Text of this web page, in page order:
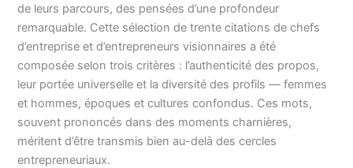
de leurs parcours, des pensées d’une profondeur
remarquable. Cette sélection de trente citations de chefs
d’entreprise et d’entrepreneurs visionnaires a été
composée selon trois critères : l’authenticité des propos,
leur portée universelle et la diversité des profils — femmes
et hommes, époques et cultures confondus. Ces mots,
souvent prononcés dans des moments charnières,
méritent d’être transmis bien au-delà des cercles
entrepreneuriaux.